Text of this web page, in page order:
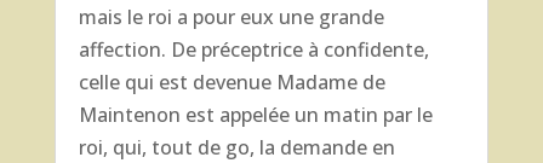
mais le roi a pour eux une grande
affection. De préceptrice à confidente,
celle qui est devenue Madame de
Maintenon est appelée un matin par le
roi, qui, tout de go, la demande en